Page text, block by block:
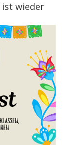
wieder